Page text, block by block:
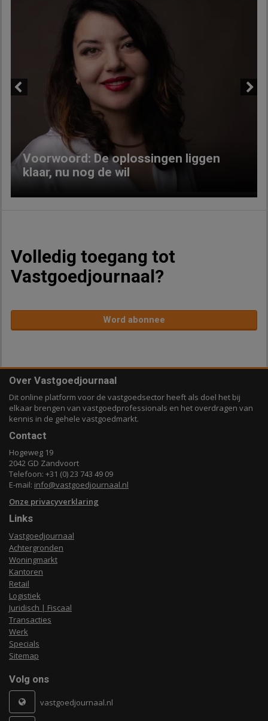
Voorwoord: De oplossingen liggen
klaar, nu nog de wil
Volledig toegang tot
Vastgoedjournaal?
Word abonnee
Over Vastgoedjournaal
Dit online platform voor de vastgoedsector heeft als doel het bij
elkaar brengen van vastgoedprofessionals en het overdragen van
kennis in de gehele vastgoedmarkt.
Contact
Hogeweg 19
2042 GD Zandvoort
Telefoon: +31 (0) 23 743 49 09
E-mail: info@vastgoedjournaal.nl
Onze privacyverklaring
Links
Vastgoedjournaal
Achtergronden
Woningmarkt
Kantoren
Retail
Logistiek
Juridisch | Fiscaal
Transacties
Werk
Specials
Sitemap
Volg ons
vastgoedjournaal.nl